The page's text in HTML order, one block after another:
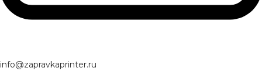
info@zapravkaprinter.ru